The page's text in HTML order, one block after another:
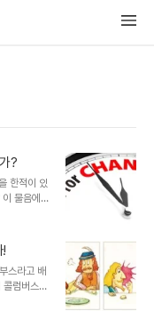
?
한적이 있
물음에
황학창시
가 어른이
리라... 그
습니다. 1.
일 뿐이고
그 시점
스라고 배
콜럼버스
지의 세